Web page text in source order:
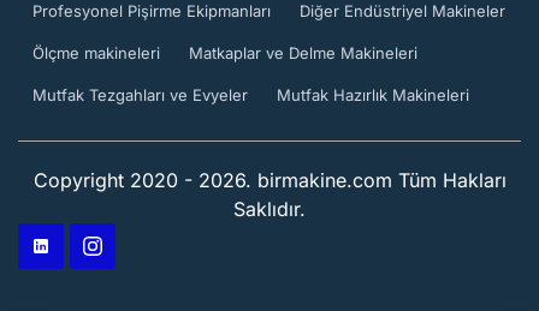
Profesyonel Pişirme Ekipmanları Diğer Endüstriyel Makineler
Ölçme makineleri Matkaplar ve Delme Makineleri
Mutfak Tezgahları ve Evyeler Mutfak Hazırlık Makineleri
Copyright 2020 - 2026. birmakine.com Tüm Hakları
Saklıdır.